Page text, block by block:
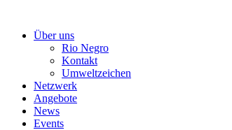
Über uns
Rio Negro
Kontakt
Umweltzeichen
Netzwerk
Angebote
News
Events